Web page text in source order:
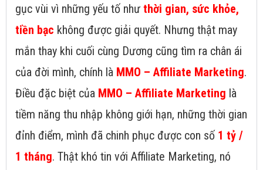
gục vùi vì những yếu tố như thời gian, sức khỏe,
tiền bạc không được giải quyết. Nhưng thật may
mắn thay khi cuối cùng Dương cũng tìm ra chân ái
của đời mình, chính là MMO – Affiliate Marketing.
Điều đặc biệt của MMO – Affiliate Marketing là
tiềm năng thu nhập không giới hạn, những thời gian
đỉnh điểm, mình đã chinh phục được con số 1 tỷ /
1 tháng. Thật khó tin với Affiliate Marketing, nó